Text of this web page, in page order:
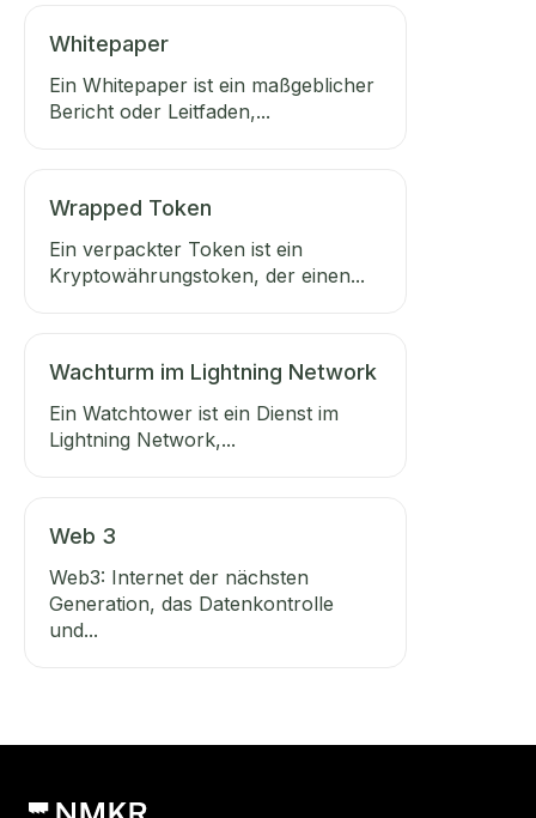
Whitepaper
Ein Whitepaper ist ein maßgeblicher
Bericht oder Leitfaden,...
Wrapped Token
Ein verpackter Token ist ein
Kryptowährungstoken, der einen...
Wachturm im Lightning Network
Ein Watchtower ist ein Dienst im
Lightning Network,...
Web 3
Web3: Internet der nächsten
Generation, das Datenkontrolle
und...